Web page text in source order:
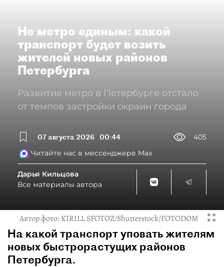
Не метро единым: какой
транспорт будет возить
жителей новых районов
Петербурга
Развитие метро в Петербурге отстало
от темпов застройки окраин города
07 августа 2026 00:44
405
Читайте нас в мессенджере Max
Дарья Кильцова
Все материалы автора
Автор фото:KIRILL SFOTOZ/Shutterstock/FOTODOM
На какой транспорт уповать жителям
новых быстрорастущих районов
Петербурга.